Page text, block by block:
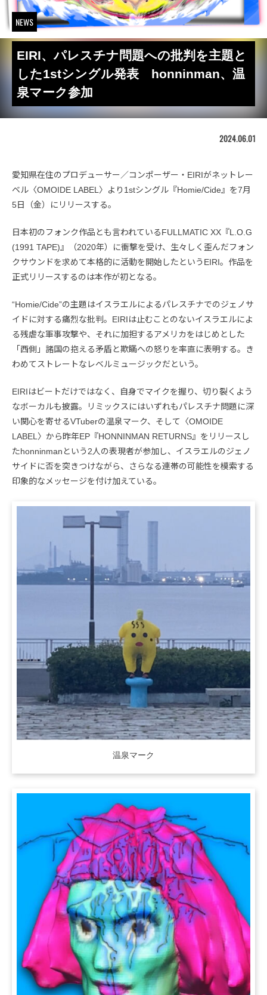
NEWS
EIRI、パレスチナ問題への批判を主題と
した1stシングル発表 honninman、温
泉マーク参加
2024.06.01
愛知県在住のプロデューサー／コンポーザー・EIRIがネットレー
ベル〈OMOIDE LABEL〉より1stシングル『Homie/Cide』を7月
5日（金）にリリースする。
日本初のフォンク作品とも言われているFULLMATIC XX『L.O.G
(1991 TAPE)』（2020年）に衝撃を受け、生々しく歪んだフォン
クサウンドを求めて本格的に活動を開始したというEIRI。作品を
正式リリースするのは本作が初となる。
“Homie/Cide”の主題はイスラエルによるパレスチナでのジェノサ
イドに対する痛烈な批判。EIRIは止むことのないイスラエルによ
る残虐な軍事攻撃や、それに加担するアメリカをはじめとした
「西側」諸国の抱える矛盾と欺瞞への怒りを率直に表明する。き
わめてストレートなレベルミュージックだという。
EIRIはビートだけではなく、自身でマイクを握り、切り裂くよう
なボーカルも披露。リミックスにはいずれもパレスチナ問題に深
い関心を寄せるVTuberの温泉マーク、そして〈OMOIDE
LABEL〉から昨年EP『HONNINMAN RETURNS』をリリースし
たhonninmanという2人の表現者が参加し、イスラエルのジェノ
サイドに否を突きつけながら、さらなる連帯の可能性を模索する
印象的なメッセージを付け加えている。
温泉マーク